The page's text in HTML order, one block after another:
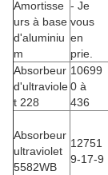
Amortisse
urs à base
d'aluminiu
m
- Je
vous
en
prie.
Absorbeur
d'ultraviole
t 228
10699
0 à
436
Absorbeur
ultraviolet
5582WB
12751
9-17-9